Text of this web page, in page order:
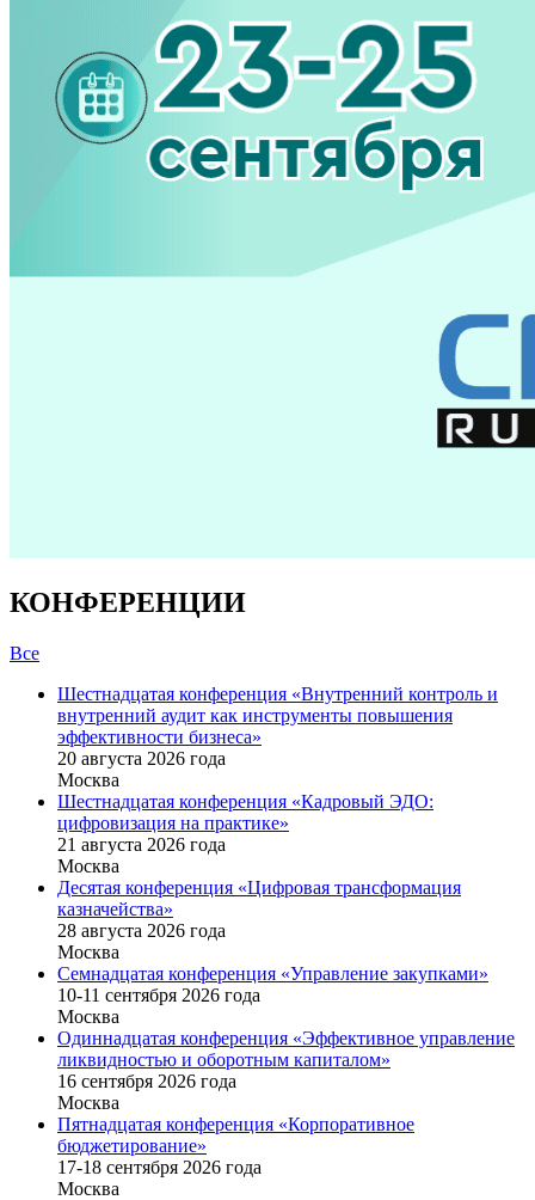
КОНФЕРЕНЦИИ
Все
Шестнадцатая конференция «Внутренний контроль и
внутренний аудит как инструменты повышения
эффективности бизнеса»
20 августа 2026 года
Москва
Шестнадцатая конференция «Кадровый ЭДО:
цифровизация на практике»
21 августа 2026 года
Москва
Десятая конференция «Цифровая трансформация
казначейства»
28 августа 2026 года
Москва
Семнадцатая конференция «Управление закупками»
10-11 сентября 2026 года
Москва
Одиннадцатая конференция «Эффективное управление
ликвидностью и оборотным капиталом»
16 cентября 2026 года
Москва
Пятнадцатая конференция «Корпоративное
бюджетирование»
17-18 сентября 2026 года
Москва